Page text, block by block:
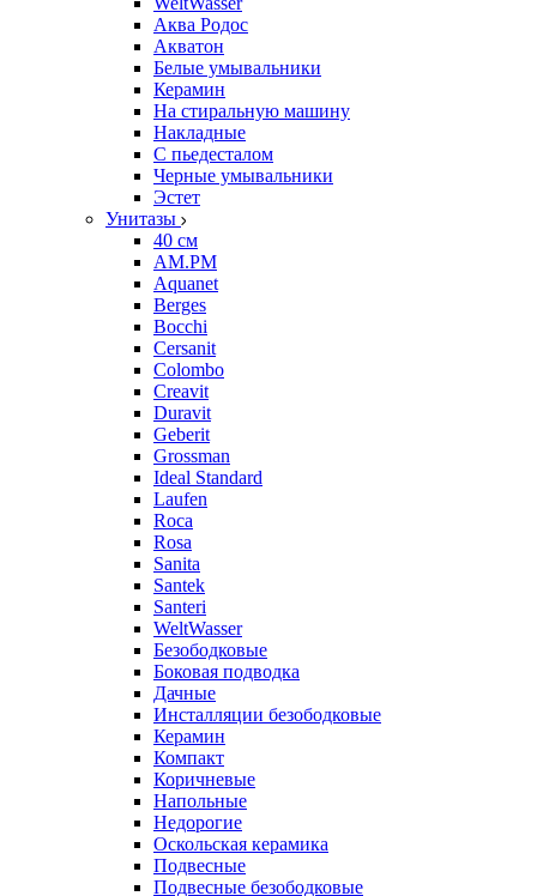
Аква Родос
Акватон
Белые умывальники
Керамин
На стиральную машину
Накладные
С пьедесталом
Черные умывальники
Эстет
Унитазы
40 см
AM.PM
Aquanet
Berges
Bocchi
Cersanit
Colombo
Creavit
Duravit
Geberit
Grossman
Ideal Standard
Laufen
Roca
Rosa
Sanita
Santek
Santeri
WeltWasser
Безободковые
Боковая подводка
Дачные
Инсталляции безободковые
Керамин
Компакт
Коричневые
Напольные
Недорогие
Оскольская керамика
Подвесные
Подвесные безободковые